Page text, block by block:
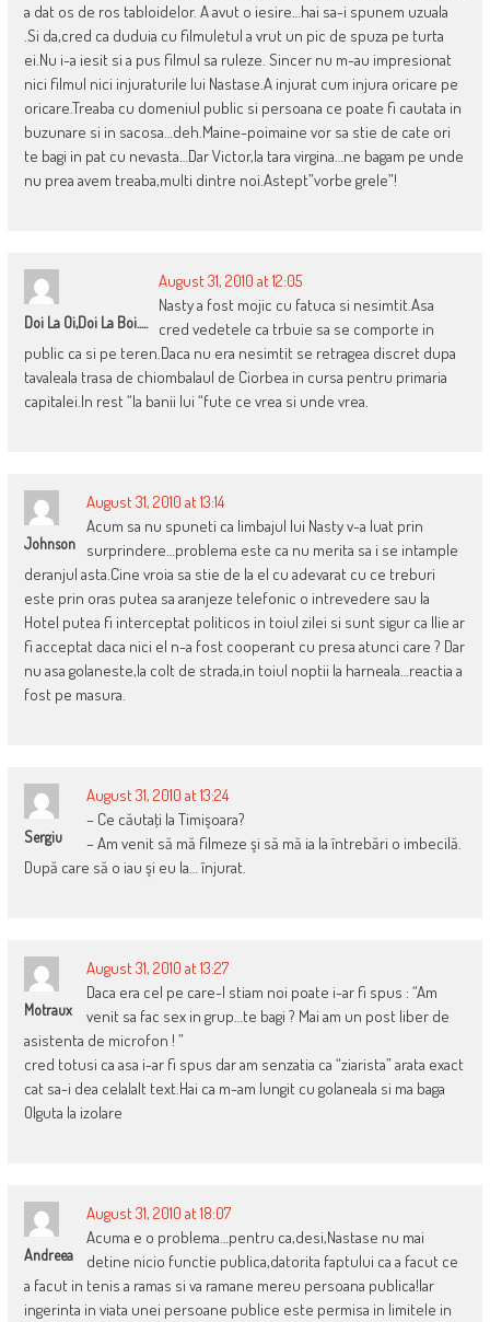
a dat os de ros tabloidelor. A avut o iesire…hai sa-i spunem uzuala
.Si da,cred ca duduia cu filmuletul a vrut un pic de spuza pe turta
ei.Nu i-a iesit si a pus filmul sa ruleze. Sincer nu m-au impresionat
nici filmul nici injuraturile lui Nastase.A injurat cum injura oricare pe
oricare.Treaba cu domeniul public si persoana ce poate fi cautata in
buzunare si in sacosa…deh.Maine-poimaine vor sa stie de cate ori
te bagi in pat cu nevasta…Dar Victor,la tara virgina…ne bagam pe unde
nu prea avem treaba,multi dintre noi.Astept”vorbe grele”!
Doi La Oi,doi La Boi.....
August 31, 2010 at 12:05
Nasty a fost mojic cu fatuca si nesimtit.Asa
cred vedetele ca trbuie sa se comporte in
public ca si pe teren.Daca nu era nesimtit se retragea discret dupa
tavaleala trasa de chiombalaul de Ciorbea in cursa pentru primaria
capitalei.In rest “la banii lui “fute ce vrea si unde vrea.
Johnson
August 31, 2010 at 13:14
Acum sa nu spuneti ca limbajul lui Nasty v-a luat prin
surprindere…problema este ca nu merita sa i se intample
deranjul asta.Cine vroia sa stie de la el cu adevarat cu ce treburi
este prin oras putea sa aranjeze telefonic o intrevedere sau la
Hotel putea fi interceptat politicos in toiul zilei si sunt sigur ca Ilie ar
fi acceptat daca nici el n-a fost cooperant cu presa atunci care ? Dar
nu asa golaneste,la colt de strada,in toiul noptii la harneala…reactia a
fost pe masura.
Sergiu
August 31, 2010 at 13:24
– Ce căutaţi la Timişoara?
– Am venit să mă filmeze şi să mă ia la întrebări o imbecilă.
După care să o iau şi eu la… înjurat.
Motraux
August 31, 2010 at 13:27
Daca era cel pe care-l stiam noi poate i-ar fi spus : “Am
venit sa fac sex in grup…te bagi ? Mai am un post liber de
asistenta de microfon ! ”
cred totusi ca asa i-ar fi spus dar am senzatia ca “ziarista” arata exact
cat sa-i dea celalalt text.Hai ca m-am lungit cu golaneala si ma baga
Olguta la izolare
Andreea
August 31, 2010 at 18:07
Acuma e o problema…pentru ca,desi,Nastase nu mai
detine nicio functie publica,datorita faptului ca a facut ce
a facut in tenis a ramas si va ramane mereu persoana publica!Iar
ingerinta in viata unei persoane publice este permisa in limitele in